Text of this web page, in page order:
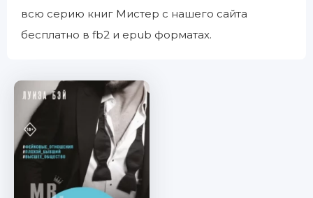
всю серию книг Мистер с нашего сайта
бесплатно в fb2 и epub форматах.